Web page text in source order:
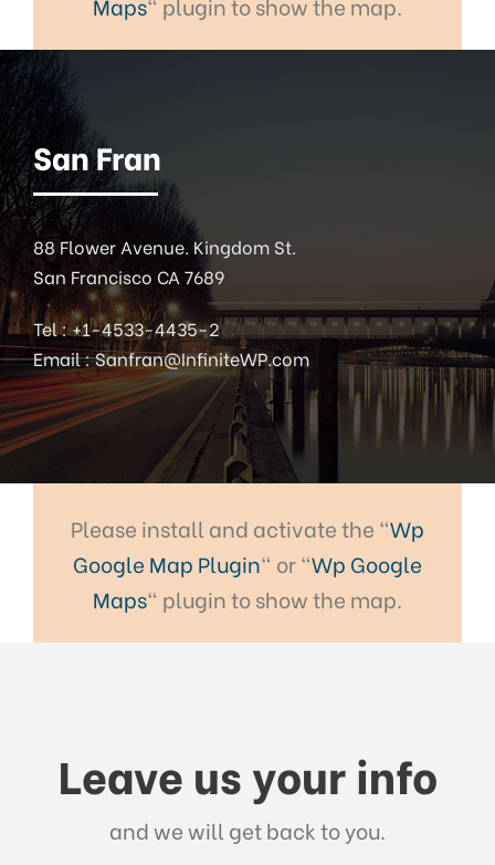
San Fran
88 Flower Avenue. Kingdom St.
San Francisco CA 7689
Tel : +1-4533-4435-2
Email : Sanfran@InfiniteWP.com
Please install and activate the "Wp
Google Map Plugin" or "Wp Google
Maps" plugin to show the map.
Leave us your info
and we will get back to you.